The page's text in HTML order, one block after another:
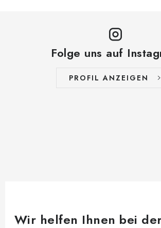
Folge uns auf
PROFIL ANZEIGEN
Wir helfen Ihnen bei